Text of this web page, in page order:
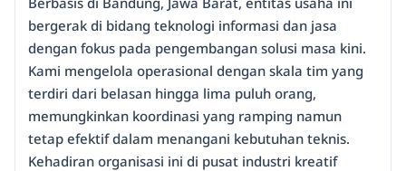
bergerak di bidang teknologi informasi dan jasa
dengan fokus pada pengembangan solusi masa kini.
Kami mengelola operasional dengan skala tim yang
terdiri dari belasan hingga lima puluh orang,
memungkinkan koordinasi yang ramping namun
tetap efektif dalam menangani kebutuhan teknis.
Kehadiran organisasi ini di pusat industri kreatif